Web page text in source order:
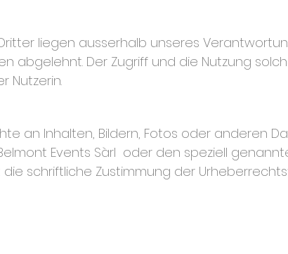
liegen ausserhalb unseres
abgelehnt. Der Zugriff und die Nutzung
Nutzerin.
an Inhalten, Bildern, Fotos oder anderen
Events Sàrl oder den speziell
schriftliche Zustimmung der